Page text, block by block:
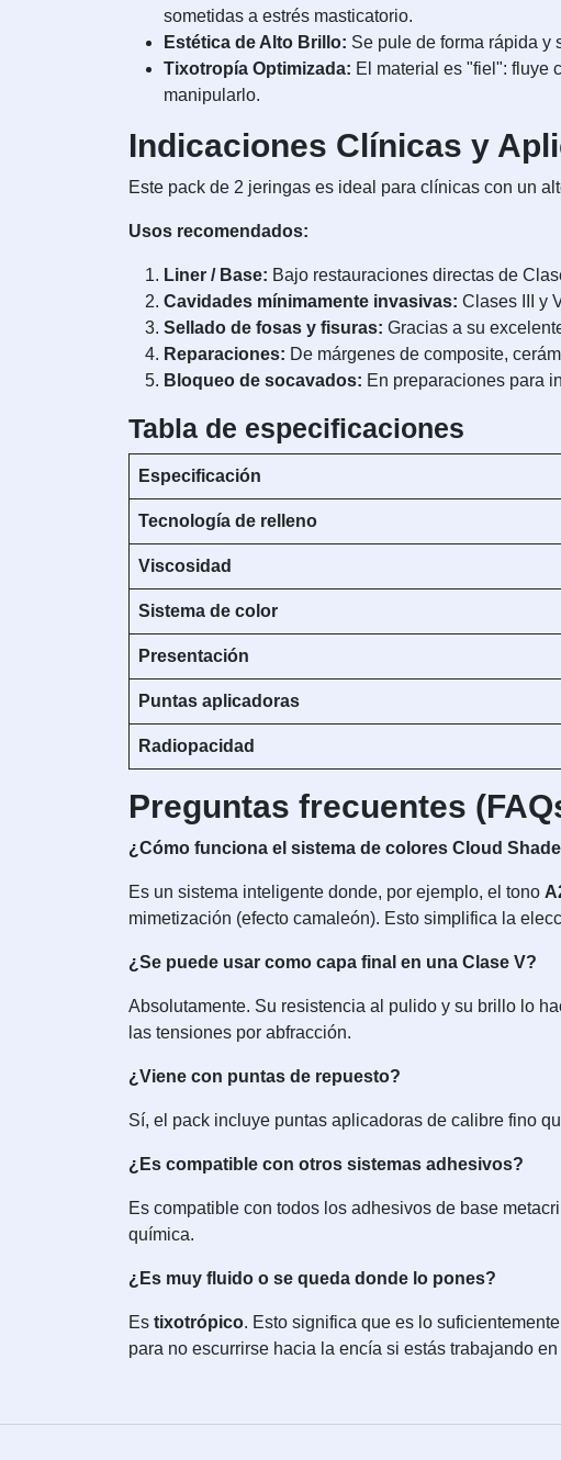
sometidas a estrés masticatorio.
Estética de Alto Brillo: Se pule de forma rápida y
Tixotropía Optimizada: El material es "fiel": fluye
manipularlo.
Indicaciones Clínicas y
Este pack de 2 jeringas es ideal para clínicas con un
Usos recomendados:
Liner / Base: Bajo restauraciones directas de
Cavidades mínimamente invasivas: Clases III y
Sellado de fosas y fisuras: Gracias a su
Reparaciones: De márgenes de composite,
Bloqueo de socavados: En preparaciones para
Tabla de especificaciones
Especificación
Tecnología de relleno
Viscosidad
Sistema de color
Presentación
Puntas aplicadoras
Radiopacidad
Preguntas frecuentes
¿Cómo funciona el sistema de colores Cloud
Es un sistema inteligente donde, por ejemplo, el tono
mimetización (efecto camaleón). Esto simplifica la
¿Se puede usar como capa final en una Clase V?
Absolutamente. Su resistencia al pulido y su brillo lo
las tensiones por abfracción.
¿Viene con puntas de repuesto?
Sí, el pack incluye puntas aplicadoras de calibre fino
¿Es compatible con otros sistemas adhesivos?
Es compatible con todos los adhesivos de base
química.
¿Es muy fluido o se queda donde lo pones?
Es tixotrópico. Esto significa que es lo
para no escurrirse hacia la encía si estás trabajando